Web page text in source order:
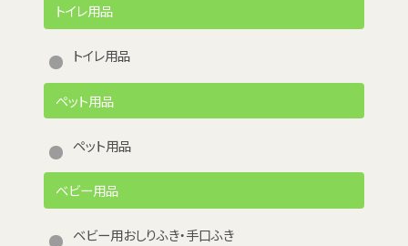
トイレ用品
トイレ用品
ペット用品
ペット用品
ベビー用品
ベビー用おしりふき・手口ふき